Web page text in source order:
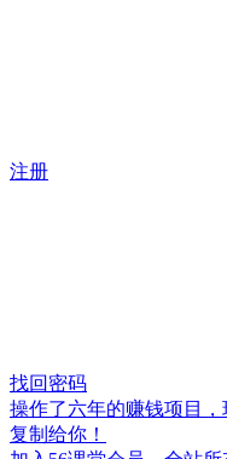
注册
找回密码
操作了六年的赚钱项目
复制给你！